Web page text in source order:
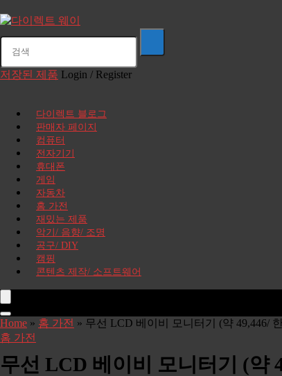
저장된 제품 Login / Register
다이렉트 블로그
판매자 페이지
컴퓨터
전자기기
휴대폰
게임
자동차
홈 가전
재밌는 제품
악기/ 음향/ 조명
공구/ DIY
캠핑
콘텐츠 제작/ 소프트웨어
Home » 홈 가전 » 무선 LCD 베이비 모니터기 (약 49,446/
홈 가전
무선 LCD 베이비 모니터기 (약